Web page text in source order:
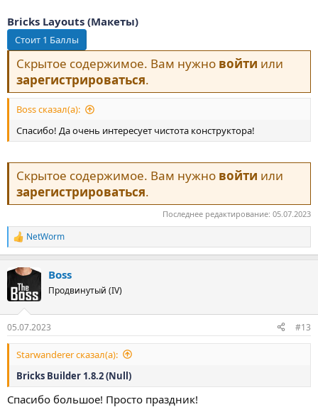
Bricks Layouts (Макеты)
Скрытое содержимое. Вам нужно войти или
зарегистрироваться.
Boss сказал(а):
Спасибо! Да очень интересует чистота конструктора!
Скрытое содержимое. Вам нужно войти или
зарегистрироваться.
Последнее редактирование: 05.07.2023
Р
е
к
ц
и
NetWorm
Boss
Продвинутый (IV)
05.07.2023 #13
Starwanderer сказал(а):
Bricks Builder 1.8.2 (Null)
Спасибо большое! Просто праздник!